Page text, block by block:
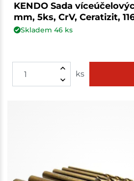
KENDO Sada
mm, 5ks, CrV, Ceratizit,
Skladem 46ks
ks